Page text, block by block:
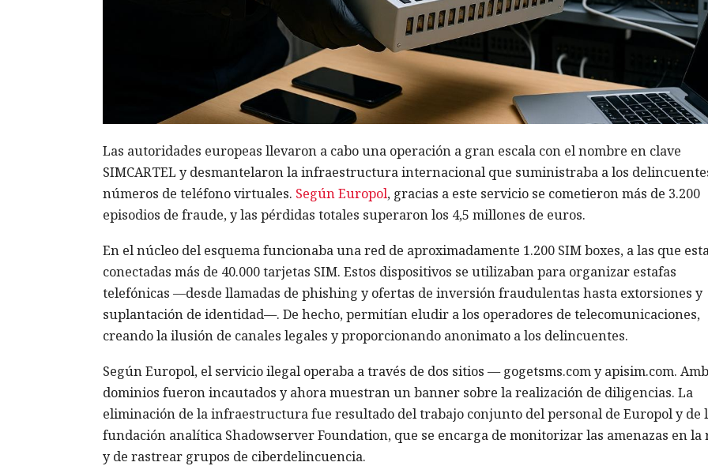
Las autoridades europeas llevaron a cabo una operación a gran escala con el nombre en clave
SIMCARTEL y desmantelaron la infraestructura internacional que suministraba a los
números de teléfono virtuales. Según Europol, gracias a este servicio se cometieron más de 3.200
episodios de fraude, y las pérdidas totales superaron los 4,5 millones de euros.
En el núcleo del esquema funcionaba una red de aproximadamente 1.200 SIM boxes, a las que
conectadas más de 40.000 tarjetas SIM. Estos dispositivos se utilizaban para organizar estafas
telefónicas —desde llamadas de phishing y ofertas de inversión fraudulentas hasta extorsiones y
suplantación de identidad—. De hecho, permitían eludir a los operadores de telecomunicaciones,
creando la ilusión de canales legales y proporcionando anonimato a los delincuentes.
Según Europol, el servicio ilegal operaba a través de dos sitios — gogetsms.com y apisim.com.
dominios fueron incautados y ahora muestran un banner sobre la realización de diligencias. La
eliminación de la infraestructura fue resultado del trabajo conjunto del personal de Europol y de
fundación analítica Shadowserver Foundation, que se encarga de monitorizar las amenazas en la
y de rastrear grupos de ciberdelincuencia.